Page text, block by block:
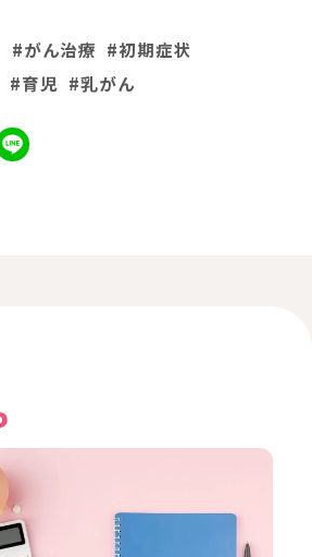
#がん治療 #初期症状
#育児 #乳がん